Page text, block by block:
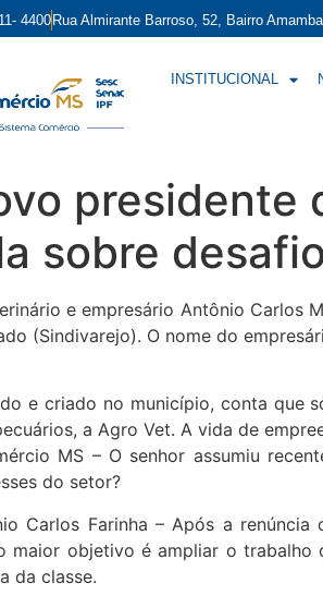
4400Rua Almirante Barroso, 52, Bairro
INSTITUCIONAL
presidente
sobre
e empresário Antônio Carlos
(Sindivarejo). O nome do
e criado no município, conta que
a Agro Vet. A vida de
MS – O senhor assumiu
do setor?
Carlos Farinha – Após a
maior objetivo é ampliar o trabalho
da classe.